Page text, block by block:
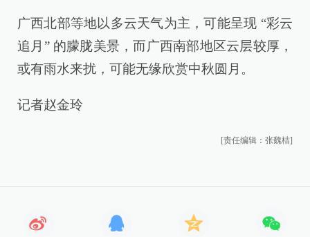
广西北部等地以多云天气为主，可能呈现 “彩云
追月” 的朦胧美景，而广西南部地区云层较厚，
或有雨水来扰，可能无缘欣赏中秋圆月。
记者赵金玲
[责任编辑：张魏桔]